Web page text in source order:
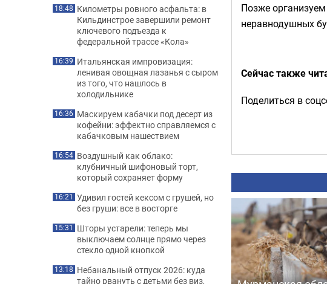
Позже
неравнодушных
Сейчас также
Поделиться в
18:48 Километры ровного асфальта: в
Кильдинстрое завершили ремонт
ключевого подъезда к
федеральной трассе «Кола»
16:39 Итальянская импровизация:
ленивая овощная лазанья с сыром
из того, что нашлось в
холодильнике
16:36 Маскируем кабачки под десерт из
кофейни: эффектно справляемся с
кабачковым нашествием
16:54 Воздушный как облако:
клубничный шифоновый торт,
который сохраняет форму
16:21 Удивил гостей кексом с грушей, но
без груши: все в восторге
15:31 Шторы устарели: теперь мы
выключаем солнце прямо через
стекло одной кнопкой
13:18 Небанальный отпуск 2026: куда
тайно рвануть с детьми без виз,